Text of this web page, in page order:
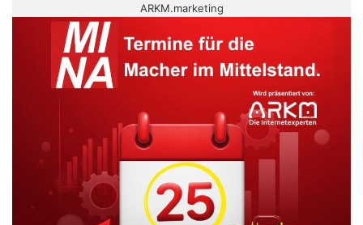
ARKM.marketing